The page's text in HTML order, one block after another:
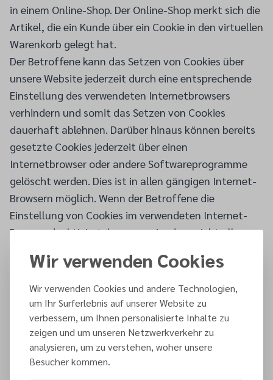
in einem Online-Shop. Der Online-Shop merkt sich die
Artikel, die ein Kunde über ein Cookie in den virtuellen
Warenkorb gelegt hat.
Der Betroffene kann das Setzen von Cookies über
unsere Website jederzeit durch eine entsprechende
Einstellung des verwendeten Internetbrowsers
verhindern und somit das Setzen von Cookies
dauerhaft ablehnen. Darüber hinaus können bereits
gesetzte Cookies jederzeit über einen
Internetbrowser oder andere Softwareprogramme
gelöscht werden. Dies ist in allen gängigen Internet-
Browsern möglich. Wenn der Betroffene die
Einstellung von Cookies im verwendeten Internet-
Browser deaktiviert, kann es sein, dass nicht alle
sind.
5. Erhebung allgemeiner Daten und
Informationen
Die Website der Freikirche der Siebenten-Tags-
Adventisten sammelt eine Reihe von allgemeinen
Daten und Informationen, wenn ein Betroffener oder
Wir verwenden Cookies
Wir verwenden Cookies und andere Technologien,
um Ihr Surferlebnis auf unserer Website zu
verbessern, um Ihnen personalisierte Inhalte zu
zeigen und um unseren Netzwerkverkehr zu
analysieren, um zu verstehen, woher unsere
Besucher kommen.